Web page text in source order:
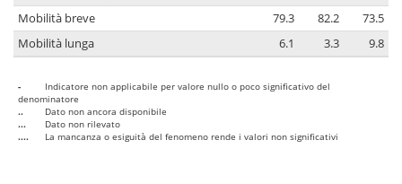
Mobilità breve
79.3 82.2
73.5
Mobilità lunga
6.1 3.3 9.8
-
Indicatore non applicabile per valore nullo o poco significativo del
denominatore
..
Dato non ancora disponibile
...
Dato non rilevato
....
La mancanza o esiguità del fenomeno rende i valori non significativi